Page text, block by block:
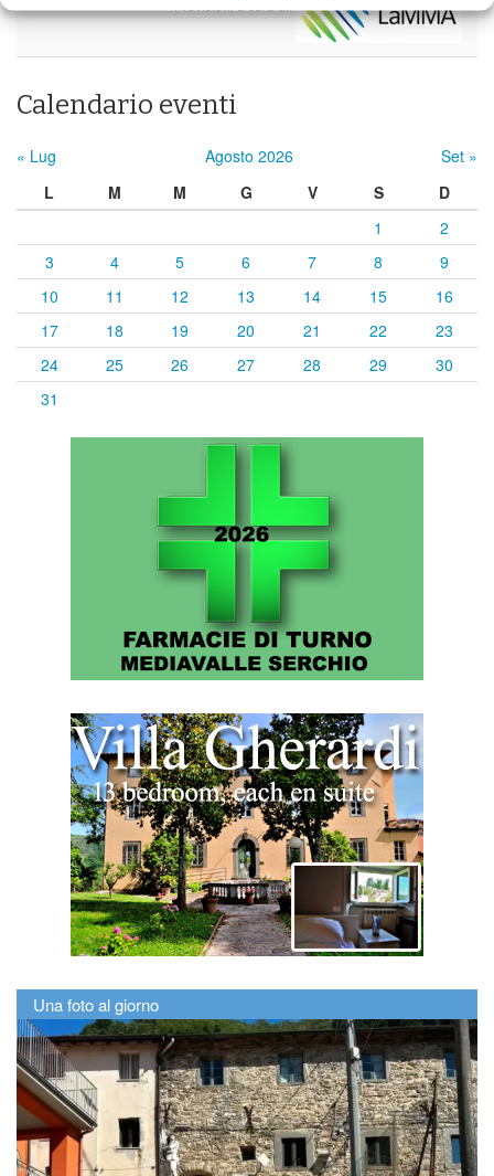
Calendario eventi
« Lug Agosto 2026
Set »
L
M M G V S
D
1
2
3
4 5 6 7 8
9
10
11 12 13 14 15
16
17
18 19 20 21 22
23
24
25 26 27 28 29
30
31
Una foto al giorno